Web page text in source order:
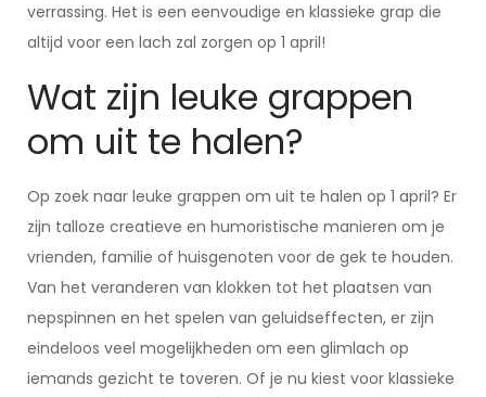
verrassing. Het is een eenvoudige en klassieke grap die
altijd voor een lach zal zorgen op 1 april!
Wat zijn leuke grappen
om uit te halen?
Op zoek naar leuke grappen om uit te halen op 1 april? Er
zijn talloze creatieve en humoristische manieren om je
vrienden, familie of huisgenoten voor de gek te houden.
Van het veranderen van klokken tot het plaatsen van
nepspinnen en het spelen van geluidseffecten, er zijn
eindeloos veel mogelijkheden om een glimlach op
iemands gezicht te toveren. Of je nu kiest voor klassieke